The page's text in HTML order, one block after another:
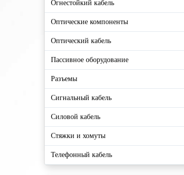
Огнестойкий кабель
Оптические компоненты
Оптический кабель
Пассивное оборудование
Разъемы
Сигнальный кабель
Силовой кабель
Стяжки и хомуты
Телефонный кабель